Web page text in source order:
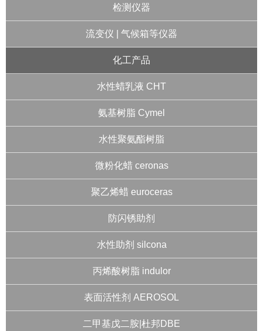
检测仪器
流变仪 | 气候箱等仪器
化工产品
水性蜡乳液 CHT
氨基树脂 Cymel
水性聚氨酯树脂
微粉化蜡 ceronas
聚乙烯蜡 euroceras
防闪锈助剂
水性助剂 silcona
丙烯酸树脂 indulor
表面活性剂 AEROSOL
二甲基戊二胺|杜邦DBE